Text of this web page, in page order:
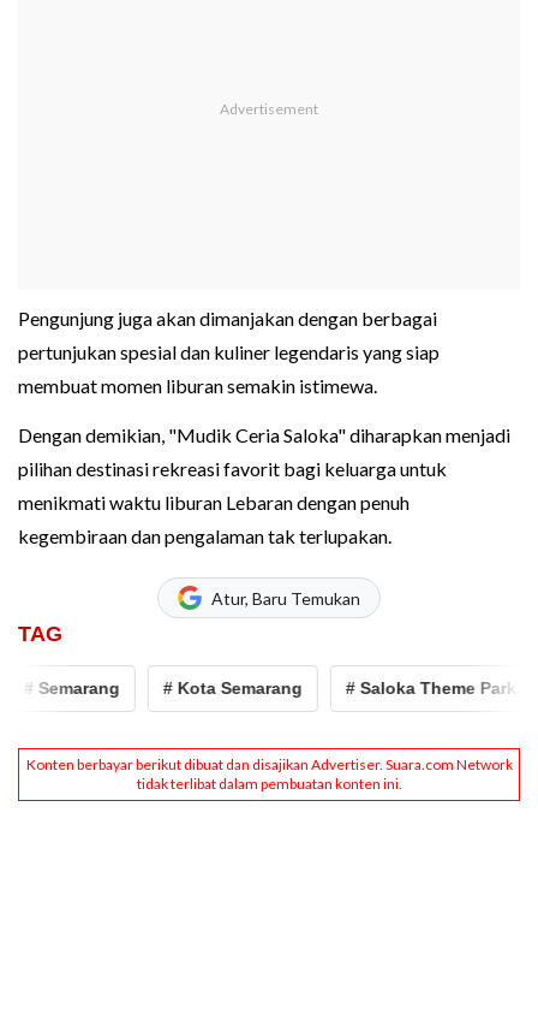
Pengunjung juga akan dimanjakan dengan berbagai
pertunjukan spesial dan kuliner legendaris yang siap
membuat momen liburan semakin istimewa.
Dengan demikian, "Mudik Ceria Saloka" diharapkan menjadi
pilihan destinasi rekreasi favorit bagi keluarga untuk
menikmati waktu liburan Lebaran dengan penuh
kegembiraan dan pengalaman tak terlupakan.
Atur, Baru Temukan
TAG
# Semarang # Kota Semarang # Saloka Theme Park